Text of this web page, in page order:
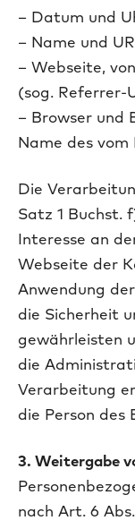
– Datum und
– Name und
– Webseite,
(sog. Referrer-
– Browser und
Name des vom
Die
Satz 1 Buchst.
Interesse an
Webseite der
Anwendung
die Sicherheit
gewährleisten
die
Verarbeitung
die Person des
3. Weitergabe
nach Art. 6